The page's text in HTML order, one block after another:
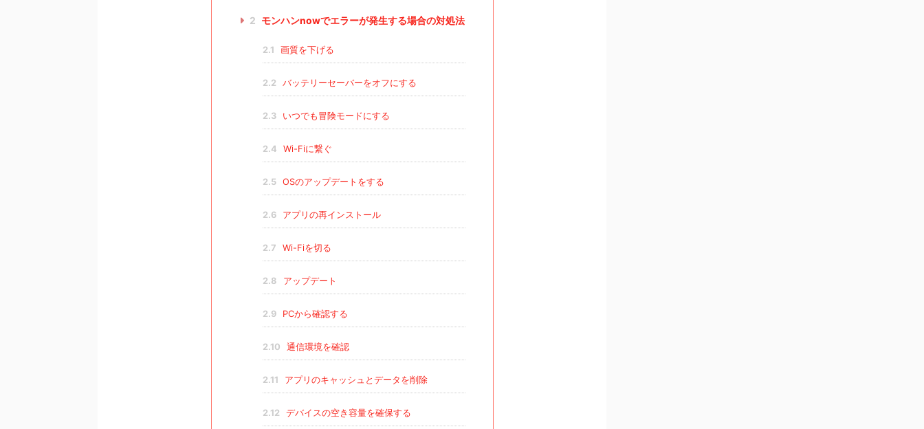
2 モンハンnowでエラーが発生する場合の対処法
2.1 画質を下げる
2.2 バッテリーセーバーをオフにする
2.3 いつでも冒険モードにする
2.4 Wi-Fiに繋ぐ
2.5 OSのアップデートをする
2.6 アプリの再インストール
2.7 Wi-Fiを切る
2.8 アップデート
2.9 PCから確認する
2.10 通信環境を確認
2.11 アプリのキャッシュとデータを削除
2.12 デバイスの空き容量を確保する